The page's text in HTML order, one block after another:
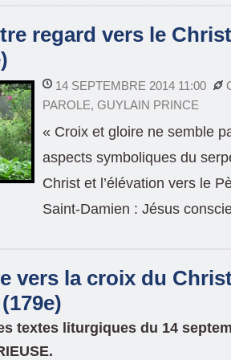
regard vers le
14 SEPTEMBRE 2014 11:00
PAROLE, GUYLAIN PRINCE
« Croix et gloire ne semble
aspects symboliques du
Christ et l’élévation vers le
Saint-Damien : Jésus
vers la croix du
textes liturgiques du 14